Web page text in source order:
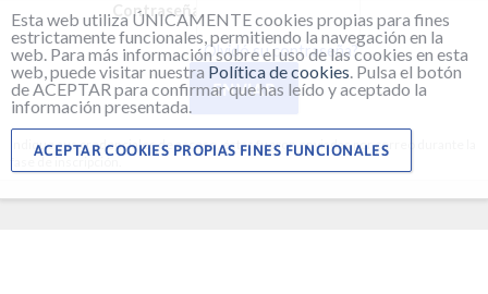
Esta web utiliza ÚNICAMENTE cookies propias para fines
estrictamente funcionales, permitiendo la navegación en la
web. Para más información sobre el uso de las cookies en esta
web, puede visitar nuestra Política de cookies. Pulsa el botón
de ACEPTAR para confirmar que has leído y aceptado la
información presentada.
ACEPTAR COOKIES PROPIAS FINES FUNCIONALES
Contraseña
¿Olvidó su contraseña?
Indique sus credenciales de acceso, éstas fueron enviadas por correo durante la